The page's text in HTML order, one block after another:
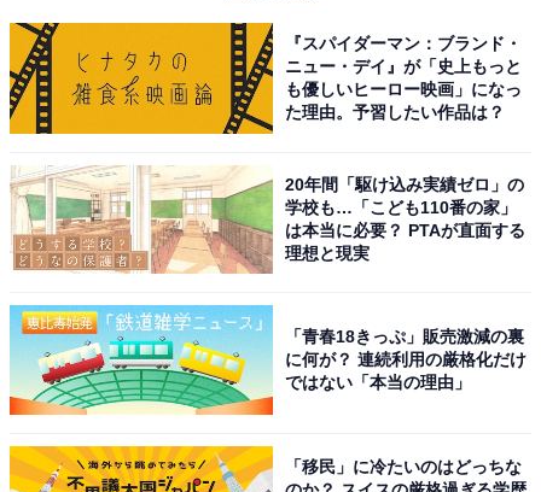
View this post on Instagram
A post shared by ウエンツ 瑛士 Eiji Wentz
『スパイダーマン：ブランド・
ニュー・デイ』が「史上もっと
も優しいヒーロー映画」になっ
た理由。予習したい作品は？
20年間「駆け込み実績ゼロ」の
学校も…「こども110番の家」
は本当に必要？ PTAが直面する
理想と現実
「青春18きっぷ」販売激減の裏
に何が？ 連続利用の厳格化だけ
ではない「本当の理由」
「移民」に冷たいのはどっちな